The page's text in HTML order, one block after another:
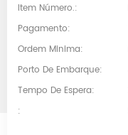
Item Número.:
Pagamento:
Ordem Minima:
Porto De Embarque:
Tempo De Espera:
: